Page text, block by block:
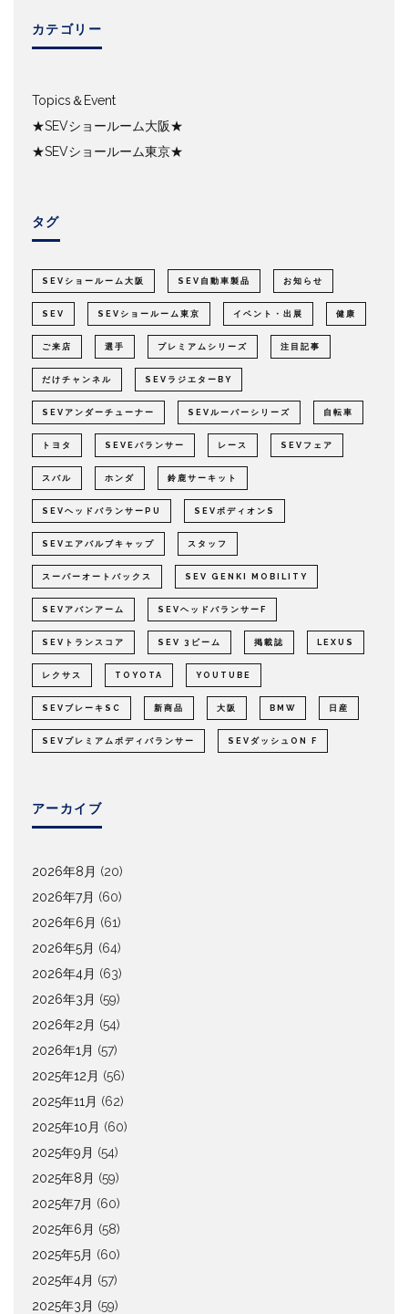
カテゴリー
Topics＆Event
★SEVショールーム大阪★
★SEVショールーム東京★
タグ
SEVショールーム大阪 SEV自動車製品 お知らせ
SEV SEVショールーム東京 イベント・出展 健康
ご来店 選手 プレミアムシリーズ 注目記事
だけチャンネル SEVラジエターBY
SEVアンダーチューナー SEVルーパーシリーズ 自転車
トヨタ SEVEバランサー レース SEVフェア
スバル ホンダ 鈴鹿サーキット
SEVヘッドバランサーPU SEVボディオンS
SEVエアバルブキャップ スタッフ
スーパーオートバックス SEV GENKI MOBILITY
SEVアバンアーム SEVヘッドバランサーF
SEVトランスコア SEV 3ビーム 掲載誌 LEXUS
レクサス TOYOTA YOUTUBE
SEVブレーキSC 新商品 大阪 BMW 日産
SEVプレミアムボディバランサー SEVダッシュON F
アーカイブ
2026年8月 (20)
2026年7月 (60)
2026年6月 (61)
2026年5月 (64)
2026年4月 (63)
2026年3月 (59)
2026年2月 (54)
2026年1月 (57)
2025年12月 (56)
2025年11月 (62)
2025年10月 (60)
2025年9月 (54)
2025年8月 (59)
2025年7月 (60)
2025年6月 (58)
2025年5月 (60)
2025年4月 (57)
2025年3月 (59)